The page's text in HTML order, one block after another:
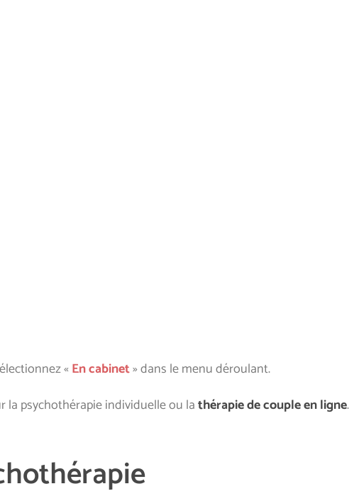
«En cabinet» dans le menu déroulant.
la psychothérapie individuelle ou lathérapie de couple en ligne.